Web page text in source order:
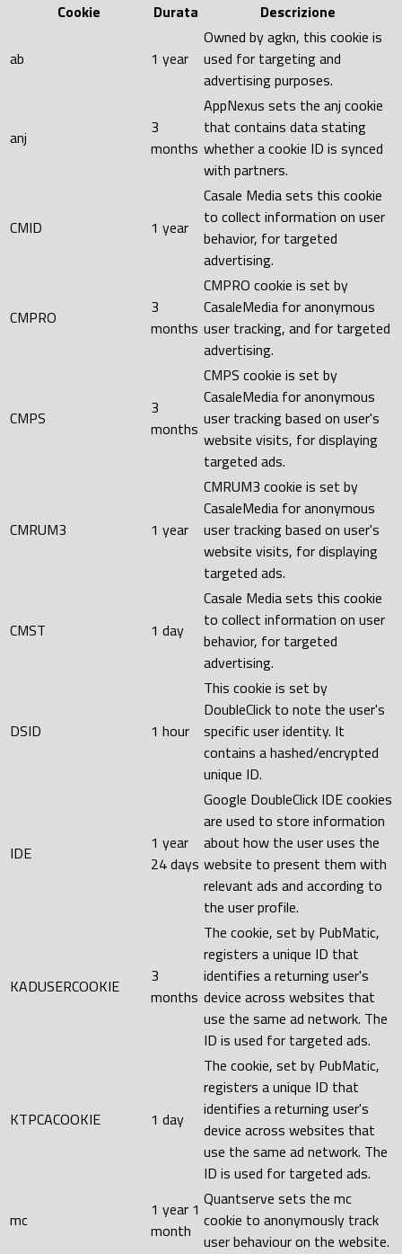
Cookie
Durata Descrizione
ab 1 year
Owned by agkn, this cookie is
used for targeting and
advertising purposes.
anj
3
months
AppNexus sets the anj cookie
that contains data stating
whether a cookie ID is synced
with partners.
CMID 1 year
Casale Media sets this cookie
to collect information on user
behavior, for targeted
advertising.
CMPRO
3
months
CMPRO cookie is set by
CasaleMedia for anonymous
user tracking, and for targeted
advertising.
CMPS
3
months
CMPS cookie is set by
CasaleMedia for anonymous
user tracking based on user's
website visits, for displaying
targeted ads.
CMRUM3 1 year
CMRUM3 cookie is set by
CasaleMedia for anonymous
user tracking based on user's
website visits, for displaying
targeted ads.
CMST 1 day
Casale Media sets this cookie
to collect information on user
behavior, for targeted
advertising.
DSID 1 hour
This cookie is set by
DoubleClick to note the user's
specific user identity. It
contains a hashed/encrypted
unique ID.
IDE
1 year
24 days
Google DoubleClick IDE cookies
are used to store information
about how the user uses the
website to present them with
relevant ads and according to
the user profile.
KADUSERCOOKIE
3
months
The cookie, set by PubMatic,
registers a unique ID that
identifies a returning user's
device across websites that
use the same ad network. The
ID is used for targeted ads.
KTPCACOOKIE 1 day
The cookie, set by PubMatic,
registers a unique ID that
identifies a returning user's
device across websites that
use the same ad network. The
ID is used for targeted ads.
mc
1 year 1
month
Quantserve sets the mc
cookie to anonymously track
user behaviour on the website.